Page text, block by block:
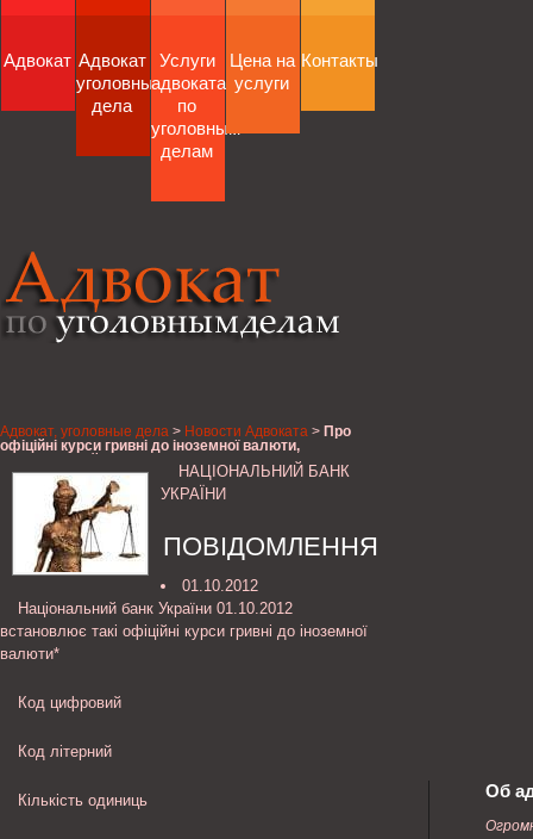
Адвокат Адвокат
уголовные
дела
Услуги
адвоката
по
уголовным
делам
Цена на
услуги
Контакты
Адвокат, уголовные дела > Новости Адвоката > Про
офіційні курси гривні до іноземної валюти,
Національний банк України
НАЦІОНАЛЬНИЙ БАНК
УКРАЇНИ
ПОВІДОМЛЕННЯ
01.10.2012
Національний банк України 01.10.2012
встановлює такі офіційні курси гривні до іноземної
валюти*
Код цифровий
Код літерний
Кількість одиниць Об